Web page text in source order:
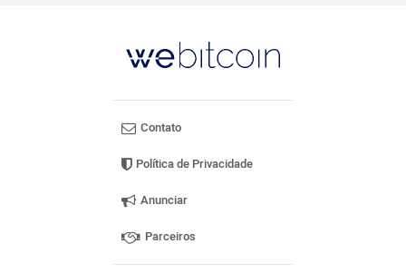
Contato
Política de Privacidade
Anunciar
Parceiros